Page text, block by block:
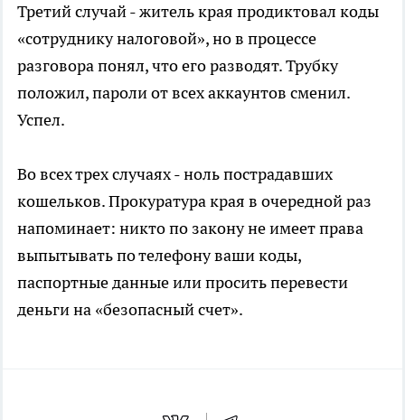
Третий случай - житель края продиктовал коды
«сотруднику налоговой», но в процессе
разговора понял, что его разводят. Трубку
положил, пароли от всех аккаунтов сменил.
Успел.
Во всех трех случаях - ноль пострадавших
кошельков. Прокуратура края в очередной раз
напоминает: никто по закону не имеет права
выпытывать по телефону ваши коды,
паспортные данные или просить перевести
деньги на «безопасный счет».